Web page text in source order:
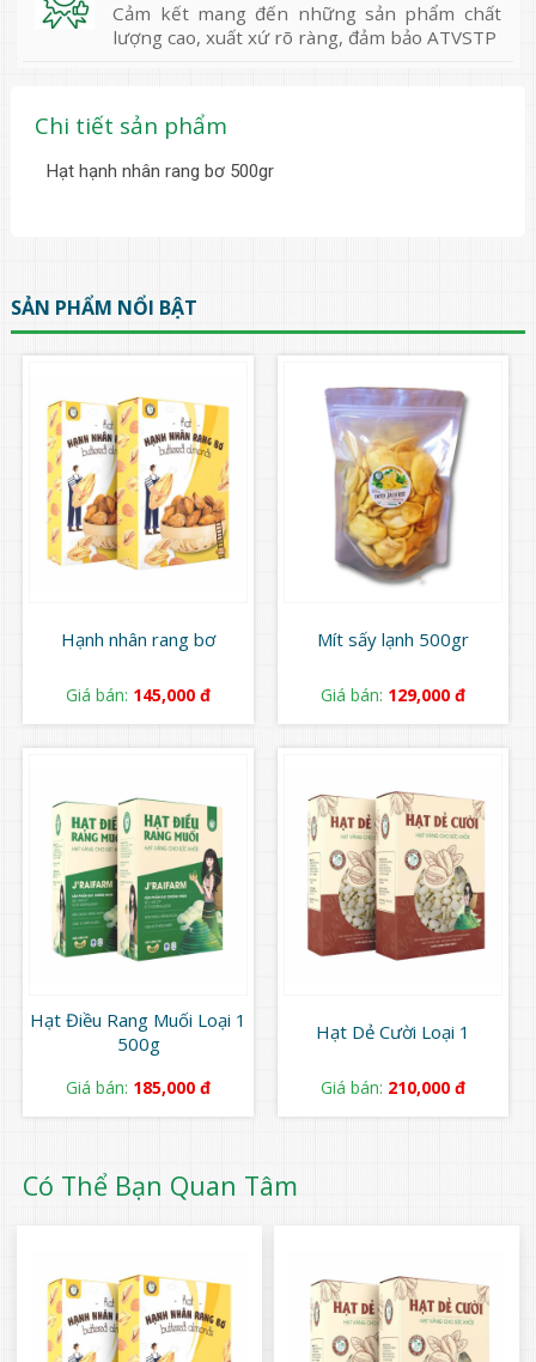
Cảm kết mang đến những sản phẩm chất
lượng cao, xuất xứ rõ ràng, đảm bảo ATVSTP
Chi tiết sản phẩm
Hạt hạnh nhân rang bơ 500gr
SẢN PHẨM NỔI BẬT
Hạnh nhân rang bơ
Giá bán: 145,000 đ
Mít sấy lạnh 500gr
Giá bán: 129,000 đ
Hạt Điều Rang Muối Loại 1
500g
Giá bán: 185,000 đ
Hạt Dẻ Cười Loại 1
Giá bán: 210,000 đ
Có Thể Bạn Quan Tâm